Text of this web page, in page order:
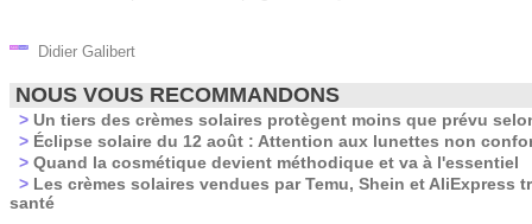
Didier Galibert
NOUS VOUS RECOMMANDONS
> Un tiers des crèmes solaires protègent moins que prévu
> Éclipse solaire du 12 août : Attention aux lunettes non
> Quand la cosmétique devient méthodique et va à l'essentiel
> Les crèmes solaires vendues par Temu, Shein et AliExpress
santé